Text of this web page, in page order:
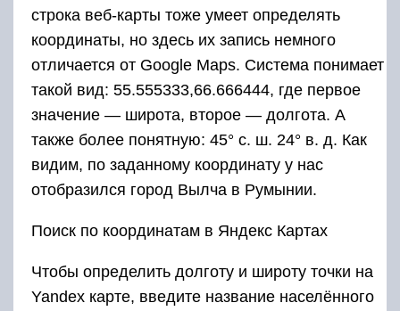
строка веб-карты тоже умеет определять
координаты, но здесь их запись немного
отличается от Google Maps. Система понимает
такой вид: 55.555333,66.666444, где первое
значение — широта, второе — долгота. А
также более понятную: 45° с. ш. 24° в. д. Как
видим, по заданному координату у нас
отобразился город Вылча в Румынии.
Поиск по координатам в Яндекс Картах
Чтобы определить долготу и широту точки на
Yandex карте, введите название населённого